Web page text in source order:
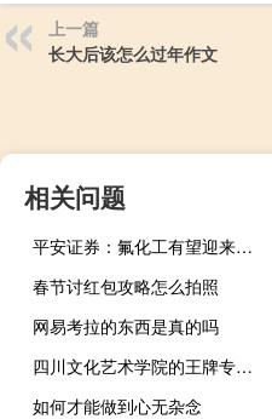
上一篇
长大后该怎么过年作文
相关问题
平安证券：氟化工有望迎来长景气周期
春节讨红包攻略怎么拍照
网易考拉的东西是真的吗
四川文化艺术学院的王牌专业是什么
如何才能做到心无杂念